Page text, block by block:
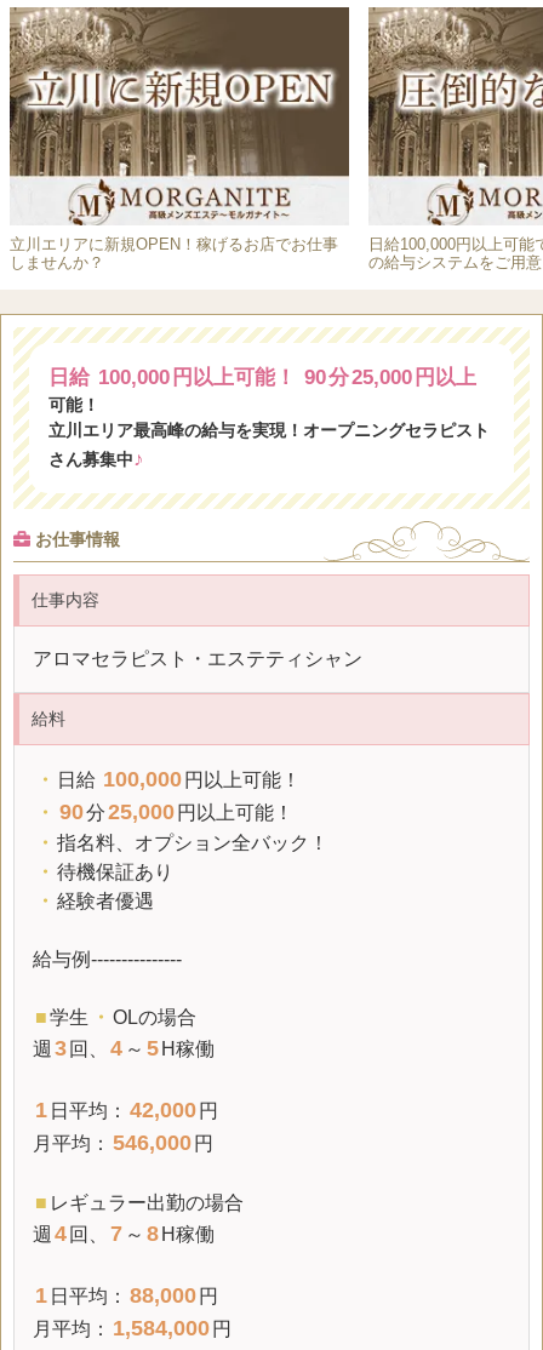
セラピスト一人ひとりの個性を何より大事にし、仕事だけではな
く、ライフスタイルも充実できるようにシフトを配慮します。
給料は頑張った分だけ稼げる、厚待遇・給与システムで、ノル
マ、罰金、雑費等は一切ございません。
お仕事は登録制の完全自由出勤になり、いつでも空いた時間に出
勤できます！
即日面接も可能ですので、条件を細かく聞きたい場合など、お気
-:+:-:+:-:+:-:+:-:+:-:+:-:+
立川エリア最高峰
・日給 100,000円以上可能！
・90分25,000円以上可能！
-:+:-:+:-:+:-:+:-:+:-:+:-:+
お電話でお問い合わせ
メールでお問い合わせ
LINEでお問い合わせ
「エステクイーン見ました」とお伝えいただくとスムーズです。
立川エリアに新規OPEN！稼げるお店でお仕事
しませんか？
日給100,000円以上可
の給与システムをご用
日給 100,000 円以上可能！ 90分25,000 円以上
可能！
立川エリア最高峰の給与を実現！オープニングセラピスト
さん募集中♪
お仕事情報
仕事内容
アロマセラピスト・エステティシャン
給料
・ 日給 100,000 円以上可能！
・ 90分25,000 円以上可能！
・ 指名料、オプション全バック！
・ 待機保証あり
・ 経験者優遇
給与例---------------
■学生 ・ OLの場合
週 3 回、 4 ～ 5 H稼働
1 日平均： 42,000 円
月平均： 546,000 円
■ レギュラー出勤の場合
週 4 回、 7 ～ 8 H稼働
1 日平均： 88,000 円
月平均： 1,584,000 円